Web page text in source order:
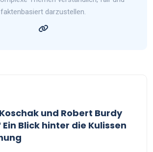
faktenbasiert darzustellen.
und Robert Burdy
Blick hinter die Kulissen